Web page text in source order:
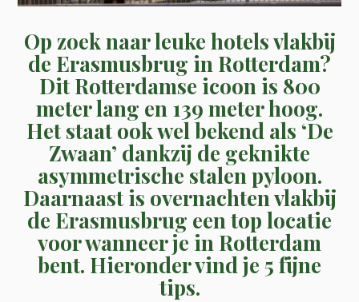
Op zoek naar leuke hotels vlakbij
de Erasmusbrug in Rotterdam?
Dit Rotterdamse icoon is 800
meter lang en 139 meter hoog.
Het staat ook wel bekend als ‘De
Zwaan’ dankzij de geknikte
asymmetrische stalen pyloon.
Daarnaast is overnachten vlakbij
de Erasmusbrug een top locatie
voor wanneer je in Rotterdam
bent. Hieronder vind je 5 fijne
tips.